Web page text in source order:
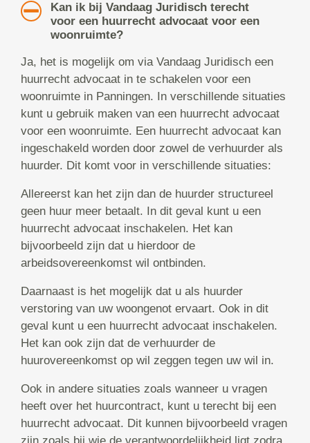
Kan ik bij Vandaag Juridisch terecht
voor een huurrecht advocaat voor een
woonruimte?
Ja, het is mogelijk om via Vandaag Juridisch een
huurrecht advocaat in te schakelen voor een
woonruimte in Panningen. In verschillende situaties
kunt u gebruik maken van een huurrecht advocaat
voor een woonruimte. Een huurrecht advocaat kan
ingeschakeld worden door zowel de verhuurder als
huurder. Dit komt voor in verschillende situaties:
Allereerst kan het zijn dan de huurder structureel
geen huur meer betaalt. In dit geval kunt u een
huurrecht advocaat inschakelen. Het kan
bijvoorbeeld zijn dat u hierdoor de
arbeidsovereenkomst wil ontbinden.
Daarnaast is het mogelijk dat u als huurder
verstoring van uw woongenot ervaart. Ook in dit
geval kunt u een huurrecht advocaat inschakelen.
Het kan ook zijn dat de verhuurder de
huurovereenkomst op wil zeggen tegen uw wil in.
Ook in andere situaties zoals wanneer u vragen
heeft over het huurcontract, kunt u terecht bij een
huurrecht advocaat. Dit kunnen bijvoorbeeld vragen